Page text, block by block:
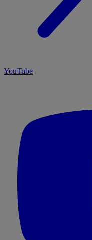
YouTube